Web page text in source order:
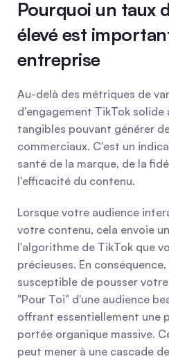
Pourquoi un taux
élevé est
entreprise
Au-delà des métriques de
d'engagement TikTok solide
tangibles pouvant générer
commerciaux. C'est un
santé de la marque, de la
l'efficacité du contenu.
Lorsque votre audience
votre contenu, cela envoie
l'algorithme de TikTok que
précieuses. En
susceptible de pousser
"Pour Toi" d'une audience
offrant essentiellement une
portée organique massive.
peut mener à une cascade